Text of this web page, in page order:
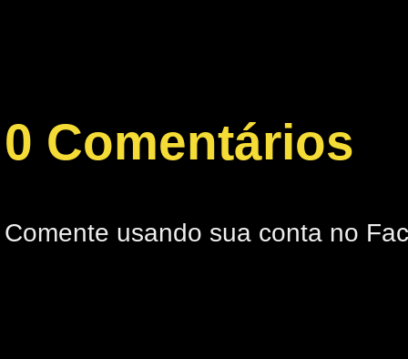
0 Comentários
Comente usando sua conta no